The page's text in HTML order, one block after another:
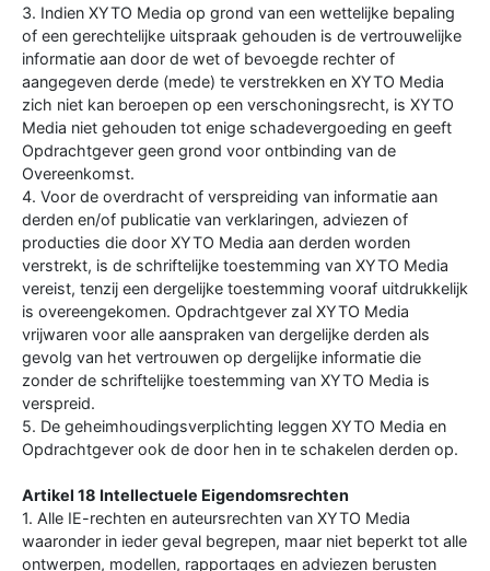
3. Indien XYTO Media op grond van een wettelijke bepaling
of een gerechtelijke uitspraak gehouden is de vertrouwelijke
informatie aan door de wet of bevoegde rechter of
aangegeven derde (mede) te verstrekken en XYTO Media
zich niet kan beroepen op een verschoningsrecht, is XYTO
Media niet gehouden tot enige schadevergoeding en geeft
Opdrachtgever geen grond voor ontbinding van de
Overeenkomst.
4. Voor de overdracht of verspreiding van informatie aan
derden en/of publicatie van verklaringen, adviezen of
producties die door XYTO Media aan derden worden
verstrekt, is de schriftelijke toestemming van XYTO Media
vereist, tenzij een dergelijke toestemming vooraf uitdrukkelijk
is overeengekomen. Opdrachtgever zal XYTO Media
vrijwaren voor alle aanspraken van dergelijke derden als
gevolg van het vertrouwen op dergelijke informatie die
zonder de schriftelijke toestemming van XYTO Media is
verspreid.
5. De geheimhoudingsverplichting leggen XYTO Media en
Opdrachtgever ook de door hen in te schakelen derden op.
Artikel 18 Intellectuele Eigendomsrechten
1. Alle IE-rechten en auteursrechten van XYTO Media
waaronder in ieder geval begrepen, maar niet beperkt tot alle
ontwerpen, modellen, rapportages en adviezen berusten